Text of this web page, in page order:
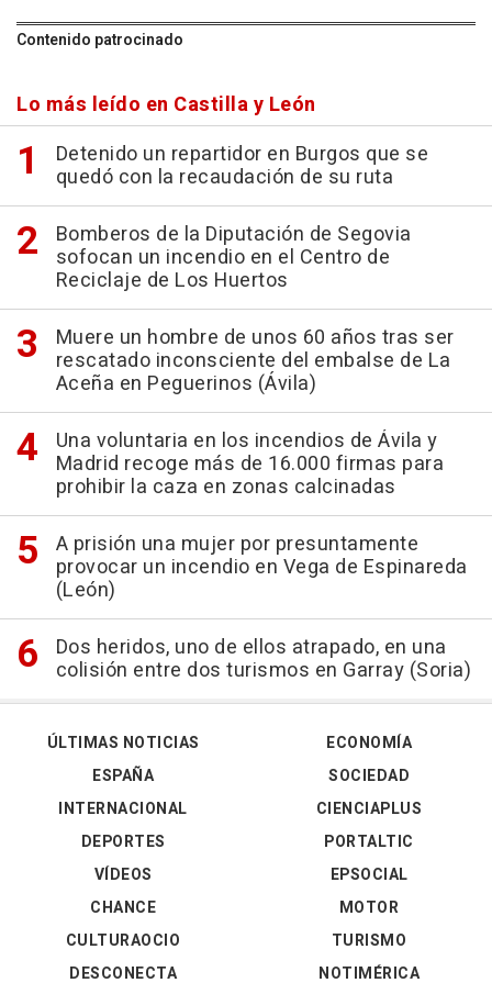
Contenido patrocinado
Lo más leído en Castilla y León
Detenido un repartidor en Burgos que se
quedó con la recaudación de su ruta
Bomberos de la Diputación de Segovia
sofocan un incendio en el Centro de
Reciclaje de Los Huertos
Muere un hombre de unos 60 años tras ser
rescatado inconsciente del embalse de La
Aceña en Peguerinos (Ávila)
Una voluntaria en los incendios de Ávila y
Madrid recoge más de 16.000 firmas para
prohibir la caza en zonas calcinadas
A prisión una mujer por presuntamente
provocar un incendio en Vega de Espinareda
(León)
Dos heridos, uno de ellos atrapado, en una
colisión entre dos turismos en Garray (Soria)
ÚLTIMAS NOTICIAS
ESPAÑA
INTERNACIONAL
DEPORTES
VÍDEOS
ECONOMÍA
SOCIEDAD
CIENCIAPLUS
PORTALTIC
EPSOCIAL
CHANCE
CULTURAOCIO
DESCONECTA
MOTOR
TURISMO
NOTIMÉRICA